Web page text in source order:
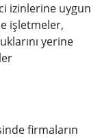
izinlerine uygun
işletmeler,
yerine
firmaların